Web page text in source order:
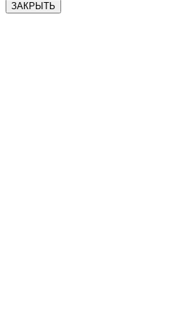
ЗАКРЫТЬ